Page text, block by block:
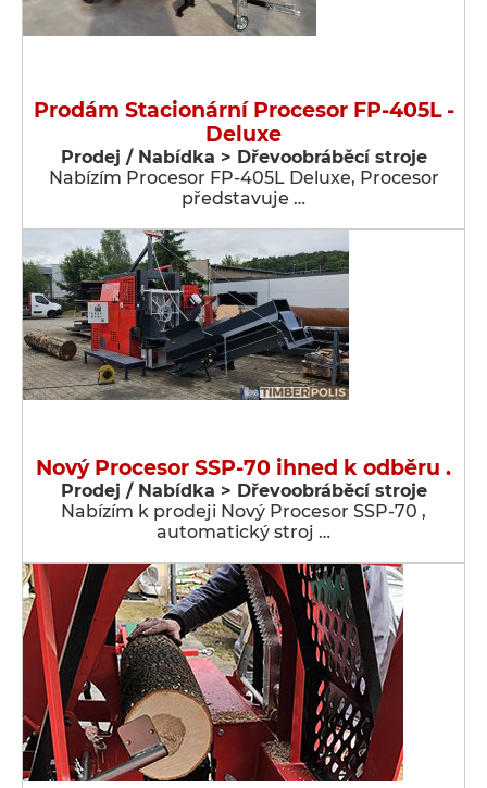
Prodám Stacionární Procesor FP-405L -
Deluxe
Prodej / Nabídka > Dřevoobráběcí stroje
Nabízím Procesor FP-405L Deluxe, Procesor
představuje …
Nový Procesor SSP-70 ihned k odběru .
Prodej / Nabídka > Dřevoobráběcí stroje
Nabízím k prodeji Nový Procesor SSP-70 ,
automatický stroj …